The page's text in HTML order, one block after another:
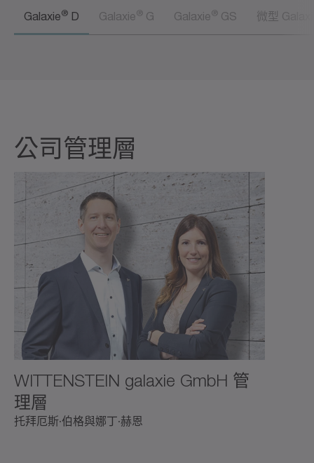
Galaxie® D Galaxie® G Galaxie® GS 微型
公司管理層
WITTENSTEIN galaxie GmbH 管
理層
托拜厄斯·伯格與娜丁·赫恩